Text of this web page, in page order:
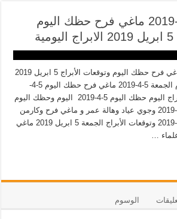
برجك اليوم 5-4-2019 ماغي فرح حظك اليوم
برجك اليوم 5-4-2019 ماغي فرح حظك اليوم وتوقعات الأبراج 5 ابريل 2019
الابراج اليوميةابراج اليوم الجمعة 5-4-2019 ماغي فرح حظك اليوم 5-4-
2019 كارمن شماس الابراج اليوم حظك اليوم 5-4-2019 اليوم وحظك اليوم
ميشال حايك الجمعة 5-4-2019 وجوي عياد وهالة عمر و ماغي فرح وكارمن
شماس. حظك اليوم 5-4-2019 وتوقعات الأبراج الجمعة 5 ابريل 2019 ماغي
…
الوسوم